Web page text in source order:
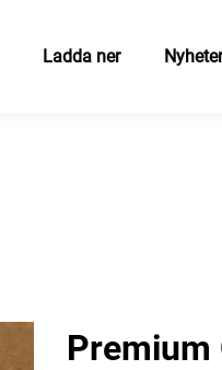
Ladda ner Nyheter
Premium